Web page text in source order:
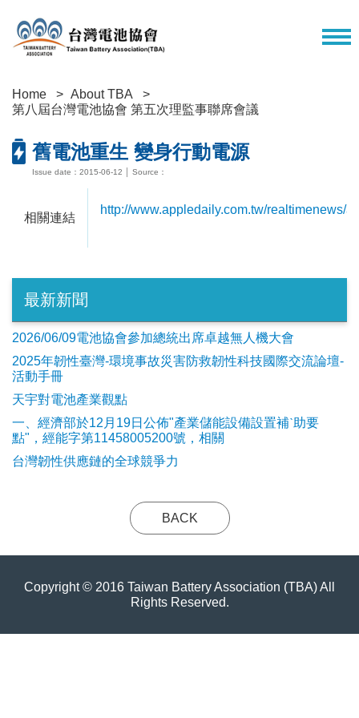
Home
About TBA
第八屆台灣電池協會 第五次理監事聯席會議
舊電池重生 變身行動電源
Issue date：2015-06-12 │ Source：
相關連結
http://www.appledaily.com.tw/realtimenews/
最新新聞
2026/06/09電池協會參加總統出席卓越無人機大會
2025年韌性臺灣-環境事故災害防救韌性科技國際交流論壇-
活動手冊
天宇對電池產業觀點
​一、經濟部於12月19日公佈"產業儲能設備設置補ˋ助要
點"，經能字第11458005200號，相關
台灣韌性供應鏈的全球競爭力
BACK
Copyright © 2016 Taiwan Battery Association (TBA) All
Rights Reserved.